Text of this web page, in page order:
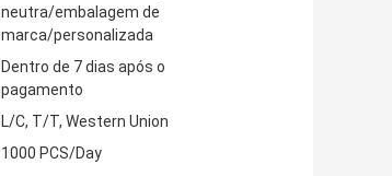
neutra/embalagem de
marca/personalizada
Dentro de 7 dias após o
pagamento
L/C, T/T, Western Union
1000 PCS/Day